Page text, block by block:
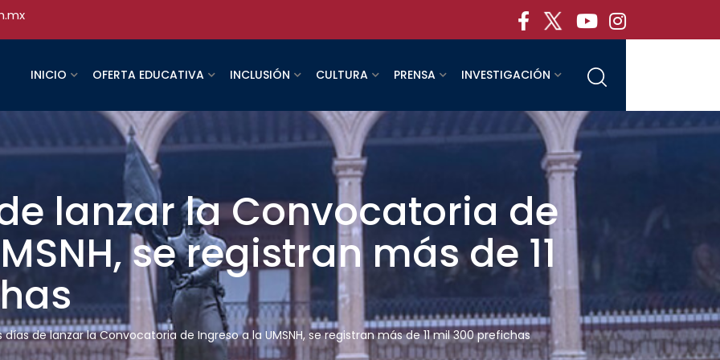
INICIO OFERTA EDUCATIVA INCLUSIÓN CULTURA PRENSA INVESTIGACIÓN
lanzar la Convocatoria de
se registran más de 11
días de lanzar la Convocatoria de Ingreso a la UMSNH, se registran más de 11 mil 300 prefichas